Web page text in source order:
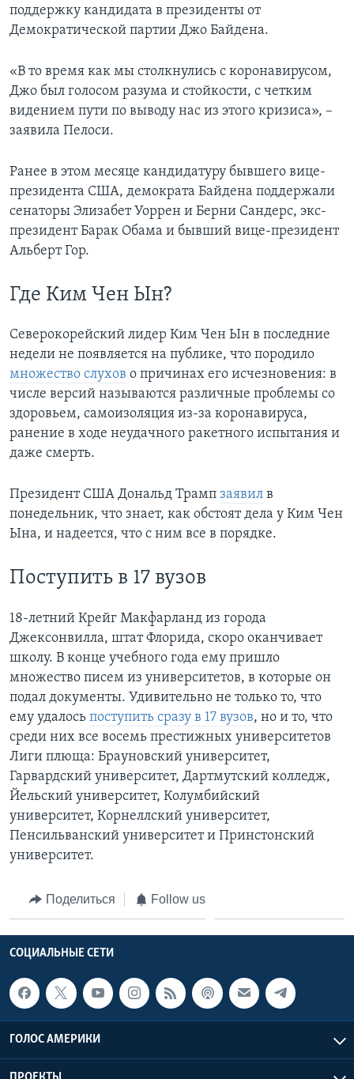
поддержку кандидата в президенты от
Демократической партии Джо Байдена.
«В то время как мы столкнулись с коронавирусом,
Джо был голосом разума и стойкости, с четким
видением пути по выводу нас из этого кризиса», –
заявила Пелоси.
Ранее в этом месяце кандидатуру бывшего вице-
президента США, демократа Байдена поддержали
сенаторы Элизабет Уоррен и Берни Сандерс, экс-
президент Барак Обама и бывший вице-президент
Альберт Гор.
Где Ким Чен Ын?
Северокорейский лидер Ким Чен Ын в последние
недели не появляется на публике, что породило
множество слухов о причинах его исчезновения: в
числе версий называются различные проблемы со
здоровьем, самоизоляция из-за коронавируса,
ранение в ходе неудачного ракетного испытания и
даже смерть.
Президент США Дональд Трамп заявил в
понедельник, что знает, как обстоят дела у Ким Чен
Ына, и надеется, что с ним все в порядке.
Поступить в 17 вузов
18-летний Крейг Макфарланд из города
Джексонвилла, штат Флорида, скоро оканчивает
школу. В конце учебного года ему пришло
множество писем из университетов, в которые он
подал документы. Удивительно не только то, что
ему удалось поступить сразу в 17 вузов, но и то, что
среди них все восемь престижных университетов
Лиги плюща: Брауновский университет,
Гарвардский университет, Дартмутский колледж,
Йельский университет, Колумбийский
университет, Корнеллский университет,
Пенсильванский университет и Принстонский
университет.
Поделиться Follow us
СОЦИАЛЬНЫЕ СЕТИ
ГОЛОС АМЕРИКИ